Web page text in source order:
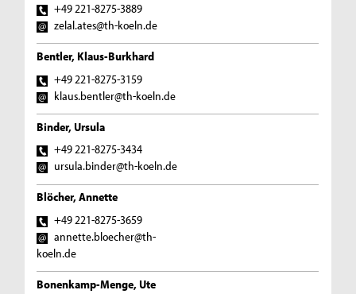
+49 221-8275-3889
zelal.ates@th-koeln.de
Bentler, Klaus-Burkhard
+49 221-8275-3159
klaus.bentler@th-koeln.de
Binder, Ursula
+49 221-8275-3434
ursula.binder@th-koeln.de
Blöcher, Annette
+49 221-8275-3659
annette.bloecher@th-
koeln.de
Bonenkamp-Menge, Ute